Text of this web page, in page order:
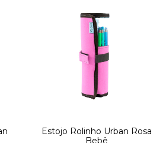
Estojo Rolinho Urban Rosa
Bebê